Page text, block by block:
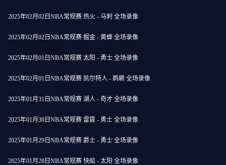
2025年02月02日NBA常规赛 热火 - 马刺 全场录像
2025年02月02日NBA常规赛 掘金 - 黄蜂 全场录像
2025年02月01日NBA常规赛 太阳 - 勇士 全场录像
2025年02月01日NBA常规赛 凯尔特人 - 鹈鹕 全场录像
2025年01月31日NBA常规赛 湖人 - 奇才 全场录像
2025年01月30日NBA常规赛 雷霆 - 勇士 全场录像
2025年01月29日NBA常规赛 爵士 - 勇士 全场录像
2025年01月28日NBA常规赛 快船 - 太阳 全场录像